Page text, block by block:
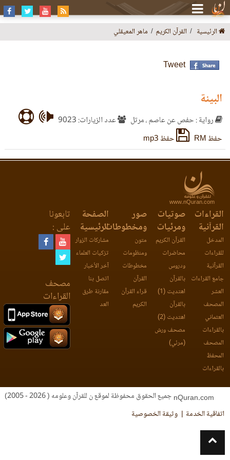
الرئيسية القرآن الكريم ماهر المعيقلي
Tweet
البينة
رواية : حفص عن عاصم ، مرتل
عدد الزيارات: 9023
حفظ RM
حفظ mp3
www.nQuran.com
القراءات
القرآنية
المدخل
للقراءات
القرآنية
جامع القراءات
العشر
المصحف
العثماني
بالقراءات
المصحف
المحفظ
بالقراءات
صوتيات
ومرئيات
القرآن الكريم
محاضرات
ودروس
بالقرآن
اهتديت (1)
بالقرآن
اهتديت (2)
مصحف ورش
(مرئي)
صور
ومخطوطات
متون
ومنظومات
مخطوطات
القرآن
قراء القرآن
الكريم
الصفحة
الرئيسية
مشاركات الزوار
تزكيات العلماء
آخر الأخبار
اتصل بنا
مقارنة طرق
العد
تابعونا
على :
مصحف
القراءات
جميع الحقوق محفوظة لموقع ن للقرآن وعلومه ( 2026 - 2005)
اتفاقية الخدمة
وثيقة الخصوصية